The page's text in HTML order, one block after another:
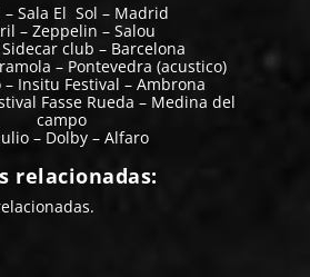
Sala El Sol – Madrid
– Zeppelin – Salou
club – Barcelona
– Pontevedra (acustico)
Insitu Festival – Ambrona
Fasse Rueda – Medina del
campo
– Dolby – Alfaro
relacionadas: